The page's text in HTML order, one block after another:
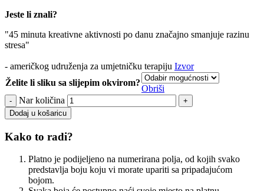
Jeste li znali?
"45 minuta kreativne aktivnosti po danu značajno smanjuje razinu
stresa"
- američkog udruženja za umjetničku terapiju Izvor
Želite li sliku sa slijepim okvirom?
Obriši
Nar količina
Dodaj u košaricu
Kako to radi?
Platno je podijeljeno na numerirana polja, od kojih svako
predstavlja boju koju vi morate upariti sa pripadajućom
bojom.